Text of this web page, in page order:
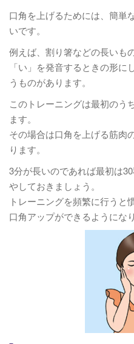
口角を上げるためには、簡単
いです。
例えば、割り箸などの長いも
「い」を発音するときの形
うものがあります。
このトレーニングは最初のう
ます。
その場合は口角を上げる筋肉
ります。
3分が長いのであれば最初は
やしておきましょう。
トレーニングを頻繁に行うと
口角アップができるようになり